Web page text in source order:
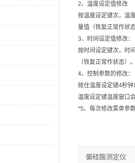
2、温度设定值修改
按温度设定键次，温
量值（恢复正常作状
3、时间设定值修改：
按时间设定键次，时
（恢复正常作状态）
4、控制参数的修改：
按住温度设定键4秒
温度设定键温度窗口
*5、每次修改菜单参